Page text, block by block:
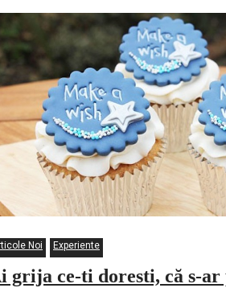
Noi Experiente
grija ce-ti doresti, că s-ar